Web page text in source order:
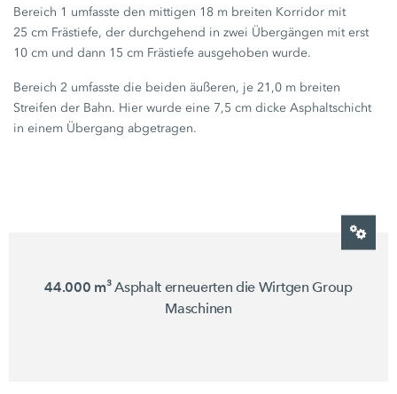
Bereich 1 umfasste den mittigen 18 m breiten Korridor mit
25 cm Frästiefe, der durchgehend in zwei Übergängen mit erst
10 cm und dann 15 cm Frästiefe ausgehoben wurde.
Bereich 2 umfasste die beiden äußeren, je21,0 m breiten
Streifen der Bahn. Hier wurde eine 7,5 cm dicke Asphaltschicht
in einem Übergang abgetragen.
44.000 m³Asphalt erneuerten die Wirtgen Group
Maschinen